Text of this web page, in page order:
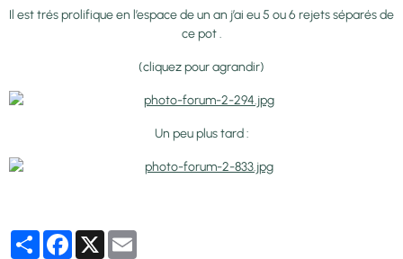
Il est trés prolifique en l’espace de un an j’ai eu 5 ou 6 rejets séparés de
ce pot .
(cliquez pour agrandir)
Un peu plus tard :
PartagerFacebook
X